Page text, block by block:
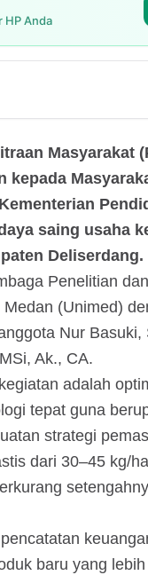
HP Anda
Masyarakat
saing usaha
Deliserdang.
Penelitian
(Unimed)
Nur Basuki,
Ak., CA.
adalah
tepat guna
strategi
dari 30–45 kg/
baru yang